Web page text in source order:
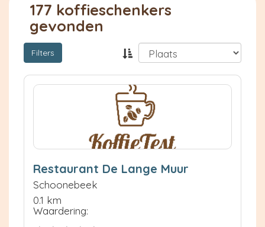
177 koffieschenkers
gevonden
Filters
Restaurant De Lange Muur
Schoonebeek
0.1 km
Waardering: